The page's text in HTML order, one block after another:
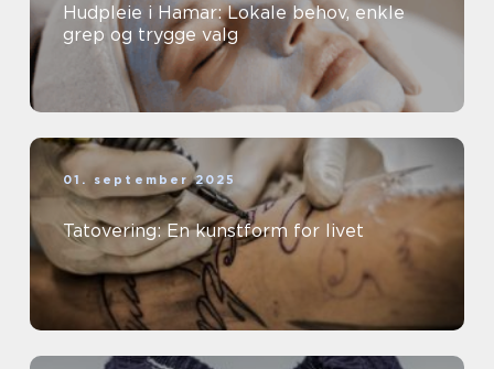
Hudpleie i Hamar: Lokale behov, enkle
grep og trygge valg
01. september 2025
Tatovering: En kunstform for livet